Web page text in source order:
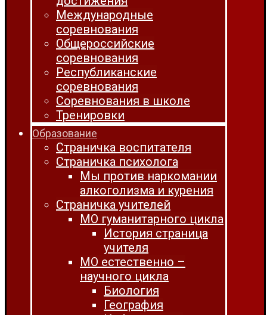
Международные
соревнования
Общероссийские
соревнования
Республиканские
соревнования
Соревнования в школе
Тренировки
Образование
Страничка воспитателя
Страничка психолога
Мы против наркомании
алкоголизма и курения
Страничка учителей
МО гуманитарного цикла
История страница
учителя
МО естественно –
научного цикла
Биология
География